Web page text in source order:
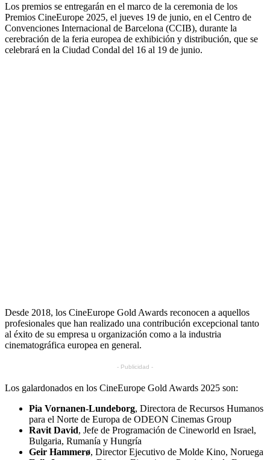
Los premios se entregarán en el marco de la ceremonia de los
Premios CineEurope 2025, el jueves 19 de junio, en el Centro de
Convenciones Internacional de Barcelona (CCIB), durante la
cerebración de la feria europea de exhibición y distribución, que se
celebrará en la Ciudad Condal del 16 al 19 de junio.
Desde 2018, los CineEurope Gold Awards reconocen a aquellos
profesionales que han realizado una contribución excepcional tanto
al éxito de su empresa u organización como a la industria
cinematográfica europea en general.
- Publicidad -
Los galardonados en los CineEurope Gold Awards 2025 son:
Pia Vornanen-Lundeborg, Directora de Recursos Humanos
para el Norte de Europa de ODEON Cinemas Group
Ravit David, Jefe de Programación de Cineworld en Israel,
Bulgaria, Rumanía y Hungría
Geir Hammerø, Director Ejecutivo de Molde Kino, Noruega